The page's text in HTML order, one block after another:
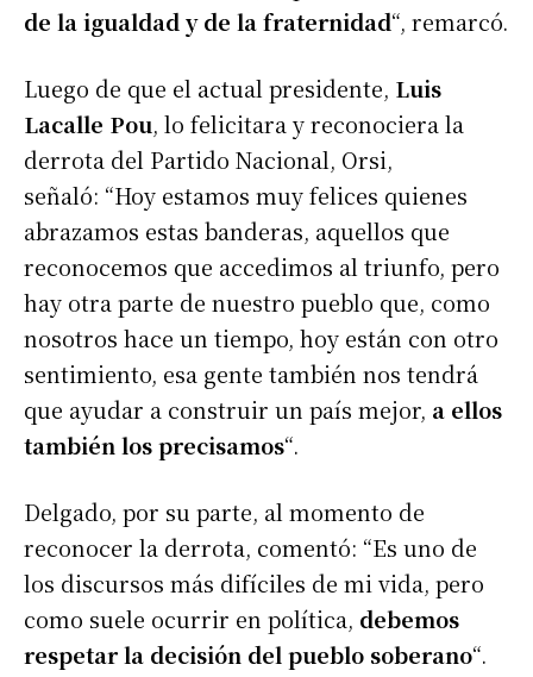
de la igualdad y de la fraternidad“, remarcó.
Luego de que el actual presidente, Luis
Lacalle Pou, lo felicitara y reconociera la
derrota del Partido Nacional, Orsi,
señaló: “Hoy estamos muy felices quienes
abrazamos estas banderas, aquellos que
reconocemos que accedimos al triunfo, pero
hay otra parte de nuestro pueblo que, como
nosotros hace un tiempo, hoy están con otro
sentimiento, esa gente también nos tendrá
que ayudar a construir un país mejor, a ellos
también los precisamos“.
Delgado, por su parte, al momento de
reconocer la derrota, comentó: “Es uno de
los discursos más difíciles de mi vida, pero
como suele ocurrir en política, debemos
respetar la decisión del pueblo soberano“.